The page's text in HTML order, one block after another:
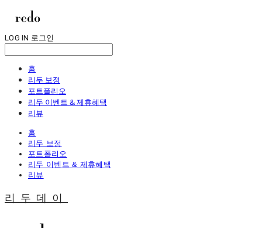
LOG IN 로그인
홈
리두 보정
포트폴리오
리두 이벤트 & 제휴혜택
리뷰
홈
리두 보정
포트폴리오
리두 이벤트 & 제휴혜택
리뷰
리두데이